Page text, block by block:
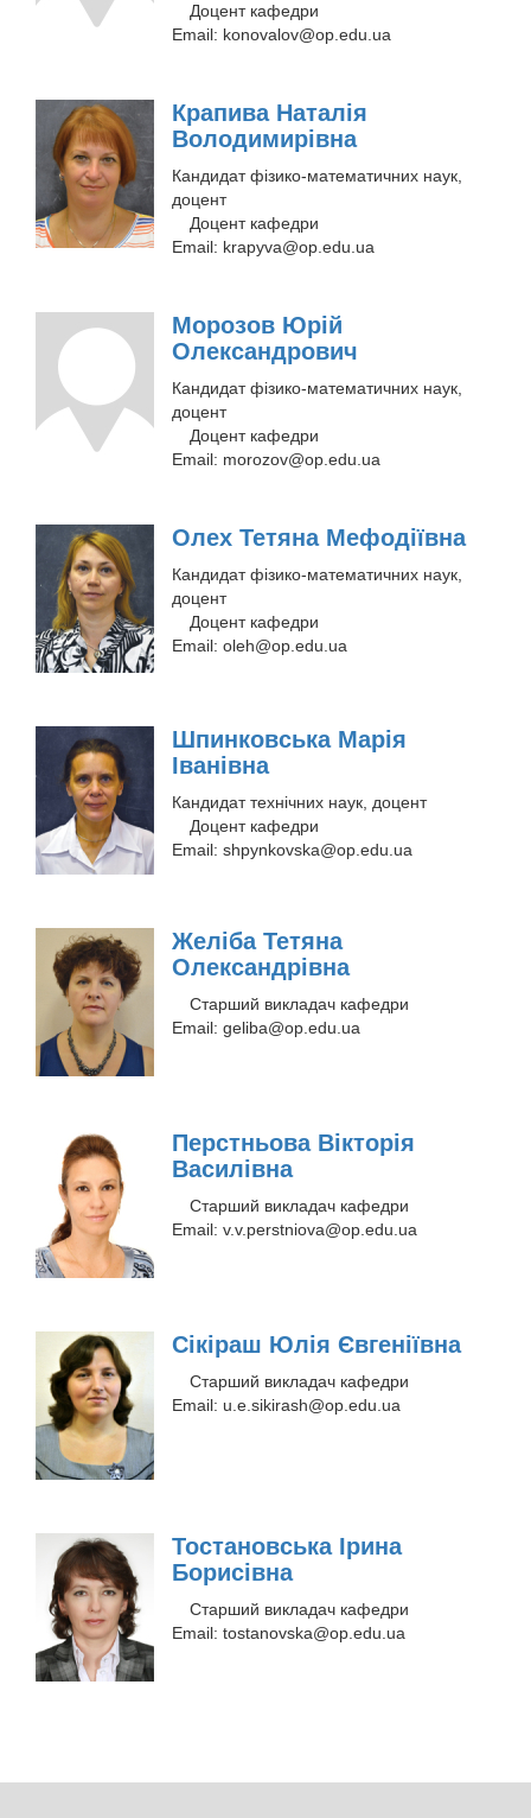
Доцент кафедри
Email: konovalov@op.edu.ua
Крапива Наталія
Володимирівна
Кандидат фізико-математичних наук,
доцент
Доцент кафедри
Email: krapyva@op.edu.ua
Морозов Юрій
Олександрович
Кандидат фізико-математичних наук,
доцент
Доцент кафедри
Email: morozov@op.edu.ua
Олех Тетяна Мефодіївна
Кандидат фізико-математичних наук,
доцент
Доцент кафедри
Email: oleh@op.edu.ua
Шпинковська Марія
Іванівна
Кандидат технічних наук, доцент
Доцент кафедри
Email: shpynkovska@op.edu.ua
Желіба Тетяна
Олександрівна
Старший викладач кафедри
Email: geliba@op.edu.ua
Перстньова Вікторія
Василівна
Старший викладач кафедри
Email: v.v.perstniova@op.edu.ua
Сікіраш Юлія Євгеніївна
Старший викладач кафедри
Email: u.e.sikirash@op.edu.ua
Тостановська Ірина
Борисівна
Старший викладач кафедри
Email: tostanovska@op.edu.ua